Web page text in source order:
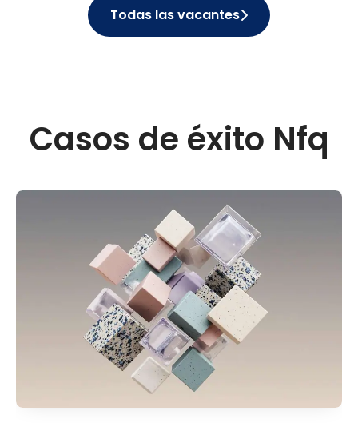
Todas las vacantes
Casos de éxito Nfq